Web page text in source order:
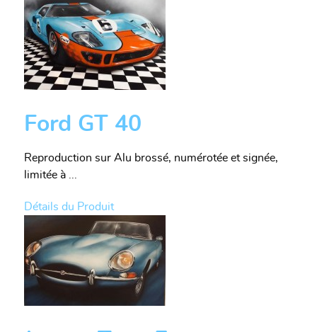
Ford GT 40
Reproduction sur Alu brossé, numérotée et signée,
limitée à ...
Détails du Produit